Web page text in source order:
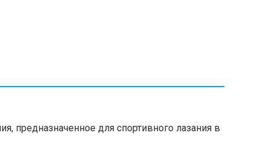
предназначенное для спортивного лазания в